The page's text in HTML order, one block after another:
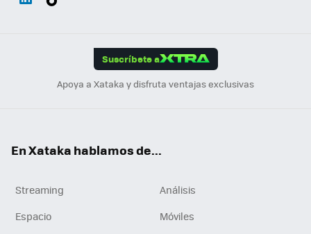
Suscríbete a
Apoya a Xataka y disfruta ventajas exclusivas
En Xataka hablamos de...
Streaming
Análisis
Espacio
Móviles